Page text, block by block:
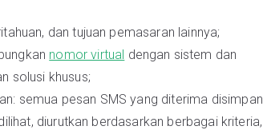
dan tujuan pemasaran lainnya;
nomor virtual dengan sistem dan
solusi khusus;
semua pesan SMS yang diterima disimpan
diurutkan berdasarkan berbagai kriteria,